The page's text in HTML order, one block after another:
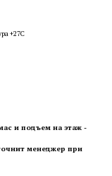
+27С
и подъем на этаж -
менеджер при